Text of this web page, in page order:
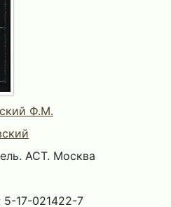
Ф.М.
АСТ. Москва
5-17-021422-7